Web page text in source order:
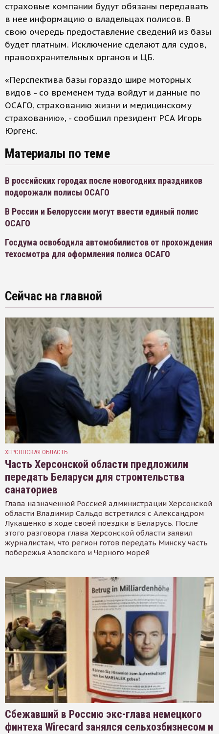
страховые компании будут обязаны передавать
в нее информацию о владельцах полисов. В
свою очередь предоставление сведений из базы
будет платным. Исключение сделают для судов,
правоохранительных органов и ЦБ.
«Перспектива базы гораздо шире моторных
видов - со временем туда войдут и данные по
ОСАГО, страхованию жизни и медицинскому
страхованию», - сообщил президент РСА Игорь
Юргенс.
Материалы по теме
В российских городах после новогодних праздников
подорожали полисы ОСАГО
В России и Белоруссии могут ввести единый полис
ОСАГО
Госдума освободила автомобилистов от прохождения
техосмотра для оформления полиса ОСАГО
Сейчас на главной
ХЕРСОНСКАЯ ОБЛАСТЬ
Часть Херсонской области предложили
передать Беларуси для строительства
санаториев
Глава назначенной Россией администрации Херсонской
области Владимир Сальдо встретился с Александром
Лукашенко в ходе своей поездки в Беларусь. После
этого разговора глава Херсонской области заявил
журналистам, что регион готов передать Минску часть
побережья Азовского и Черного морей
Сбежавший в Россию экс-глава немецкого
финтеха Wirecard занялся сельхозбизнесом и